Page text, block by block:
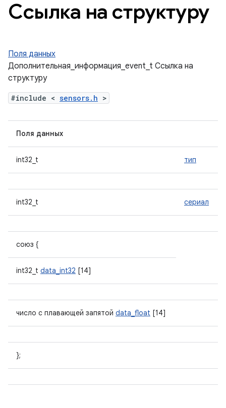
Ссылка на структуру
Поля данных
Дополнительная_информация_event_t Ссылка на
структуру
#include < sensors.h >
Поля данных
int32_t тип
int32_t сериал
союз {
int32_t data_int32 [14]
число с плавающей запятой data_float [14]
};